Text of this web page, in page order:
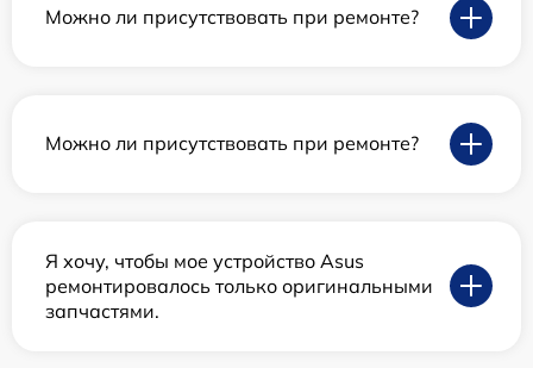
Можно ли присутствовать при ремонте?
Можно ли присутствовать при ремонте?
Я хочу, чтобы мое устройство Asus
ремонтировалось только оригинальными
запчастями.